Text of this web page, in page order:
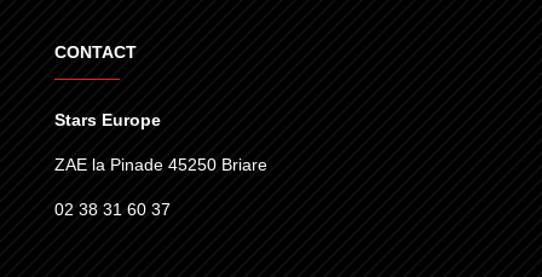
CONTACT
Stars Europe
ZAE la Pinade 45250 Briare
02 38 31 60 37